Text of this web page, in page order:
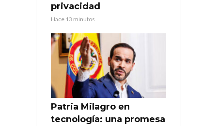
privacidad
Hace 13 minutos
Patria Milagro en
tecnología: una promesa